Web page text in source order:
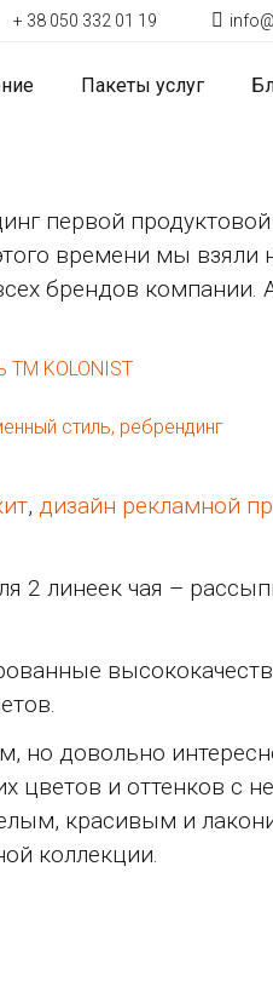
+ 38 050 332 01 19
Пакеты услуг
первой
времени мы взяли
брендов компании.
TM KOLONIST
стиль, ребрендинг
, дизайн рекламной
2 линеек чая –
но довольно
цветов и оттенков с
красивым и
коллекции.